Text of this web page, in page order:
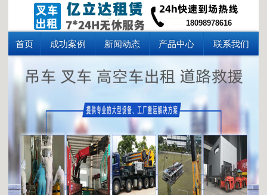
18098978616
首页 成功案例 新闻动态 产品中心 联系我们